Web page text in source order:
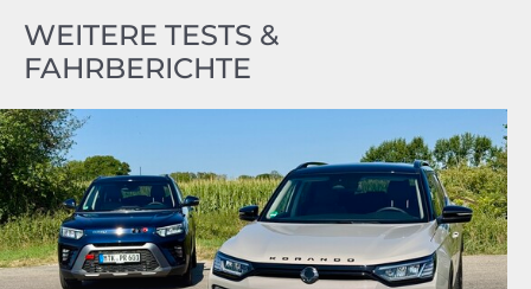
WEITERE TESTS &
FAHRBERICHTE